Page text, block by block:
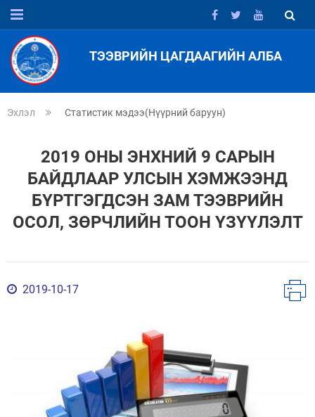
ТЭЭВРИЙН ЦАГДААГИЙН АЛБА
Эхлэл Статистик мэдээ(Нүүрний баруун)
2019 ОНЫ ЭНХНИЙ 9 САРЫН
БАЙДЛААР УЛСЫН ХЭМЖЭЭНД
БҮРТГЭГДСЭН ЗАМ ТЭЭВРИЙН
ОСОЛ, ЗӨРЧЛИЙН ТООН ҮЗҮҮЛЭЛТ
2019-10-17